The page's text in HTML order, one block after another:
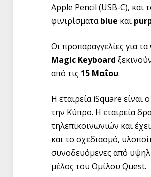
Apple Pencil (USB-C),
φινιρίσματαblue και
Οι προπαραγγελίες για τα
Magic Keyboard
από τις 15 Μαΐου.
Η εταιρεία iSquare
την Κύπρο. Η εταιρεία
τηλεπικοινωνιών και
και το σχεδιασμό,
συνοδευόμενες από
μέλος του Ομίλου Quest.